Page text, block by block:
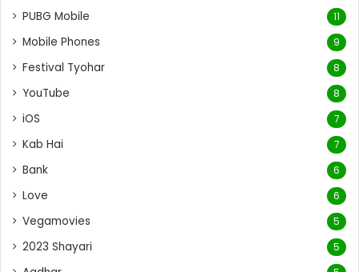
PUBG Mobile 11
Mobile Phones 9
Festival Tyohar 8
YouTube 8
iOS 7
Kab Hai 7
Bank 6
Love 6
Vegamovies 5
2023 Shayari 5